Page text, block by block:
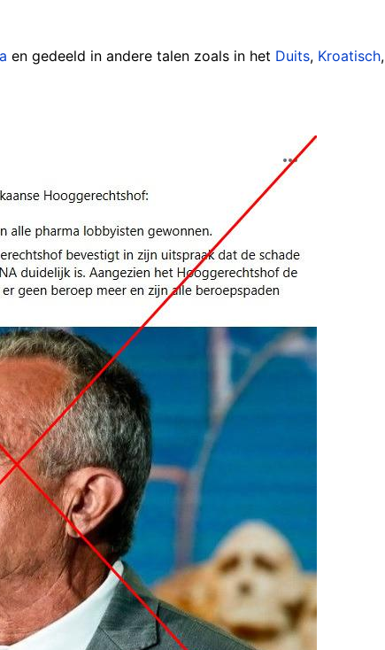
en gedeeld in andere talen zoals in het Duits, Kroatisch,